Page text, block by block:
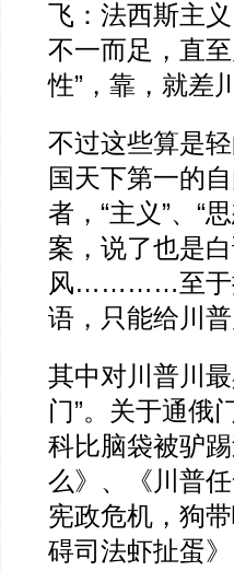
飞：法西斯主
不一而足，直
性”，靠，就差
不过这些算是
国天下第一的
者，“主义”、“
案，说了也是
风…………至于
语，只能给川普
其中对川普川
门”。关于通俄
科比脑袋被驴
么》、《川普
宪政危机，狗
碍司法虾扯蛋